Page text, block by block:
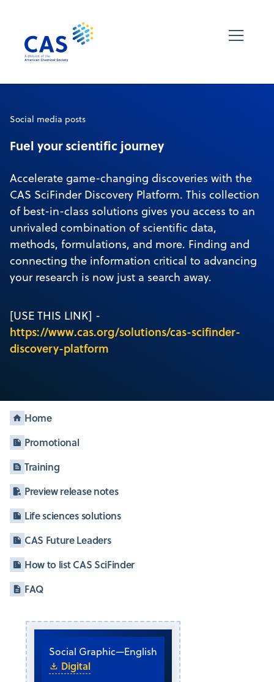
Social media posts
Fuel your scientific journey
Accelerate game-changing discoveries with the
CAS SciFinder Discovery Platform. This collection
of best-in-class solutions gives you access to an
unrivaled combination of scientific data,
methods, formulations, and more. Finding and
connecting the information critical to advancing
your research is now just a search away.
[USE THIS LINK] -
https://www.cas.org/solutions/cas-scifinder-
discovery-platform
Home
Promotional
Training
Preview release notes
Life sciences solutions
CAS Future Leaders
How to list CAS SciFinder
FAQ
Social Graphic—English
Digital